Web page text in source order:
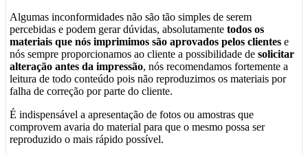
Algumas inconformidades não são tão simples de serem
percebidas e podem gerar dúvidas, absolutamente todos os
materiais que nós imprimimos são aprovados pelos clientes e
nós sempre proporcionamos ao cliente a possibilidade de solicitar
alteração antes da impressão, nós recomendamos fortemente a
leitura de todo conteúdo pois não reproduzimos os materiais por
falha de correção por parte do cliente.
É indispensável a apresentação de fotos ou amostras que
comprovem avaria do material para que o mesmo possa ser
reproduzido o mais rápido possível.